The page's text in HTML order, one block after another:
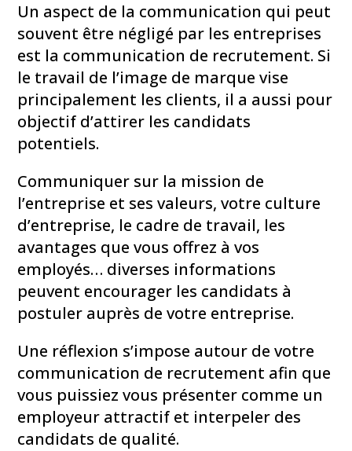
Un aspect de la communication qui peut
souvent être négligé par les entreprises
est la communication de recrutement. Si
le travail de l’image de marque vise
principalement les clients, il a aussi pour
objectif d’attirer les candidats
potentiels.
Communiquer sur la mission de
l’entreprise et ses valeurs, votre culture
d’entreprise, le cadre de travail, les
avantages que vous offrez à vos
employés… diverses informations
peuvent encourager les candidats à
postuler auprès de votre entreprise.
Une réflexion s’impose autour de votre
communication de recrutement afin que
vous puissiez vous présenter comme un
employeur attractif et interpeler des
candidats de qualité.